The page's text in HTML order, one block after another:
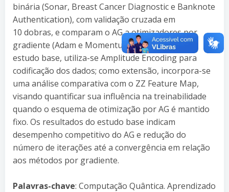
binária (Sonar, Breast Cancer Diagnostic e Banknote
Authentication), com validação cruzada em
10 dobras, e comparam o AG a otimizadores por
gradiente (Adam e Momentum de Nesterov). No
estudo base, utiliza-se Amplitude Encoding para
codificação dos dados; como extensão, incorpora-se
uma análise comparativa com o ZZ Feature Map,
visando quantificar sua influência na treinabilidade
quando o esquema de otimização por AG é mantido
fixo. Os resultados do estudo base indicam
desempenho competitivo do AG e redução do
número de iterações até a convergência em relação
aos métodos por gradiente.
Palavras-chave: Computação Quântica. Aprendizado